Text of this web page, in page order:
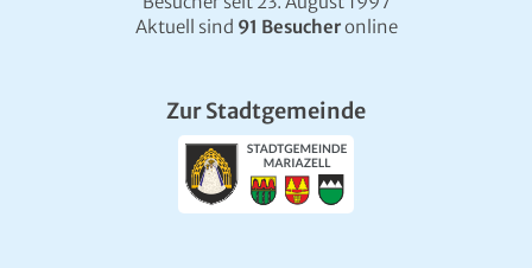
Aktuell sind 91 Besucheronline
Zur Stadtgemeinde